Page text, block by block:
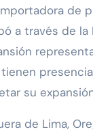
a través de
su
de Lima,